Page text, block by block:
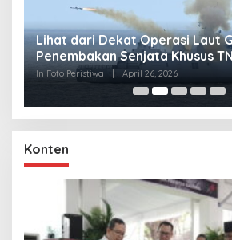
Lihat dari Dekat Operasi Laut
Penembakan Senjata Khusus
In Foto Peristiwa April 26, 2026
Konten